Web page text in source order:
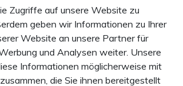
Facture, Paiement d&#039;avance
le 10 jours
1 année
Zugriffe auf unsere Website zu
geben wir Informationen zu Ihrer
Website an unsere Partner für
und Analysen weiter. Unsere
Informationen möglicherweise mit
die Sie ihnen bereitgestellt